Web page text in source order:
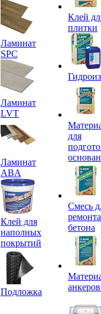
Ламинат
SPC
Ламинат
LVT
Ламинат
ABA
Клей для
наполных
покрытий
Подложка
Клей
плитки
для
Смесь
ремонта
бетона